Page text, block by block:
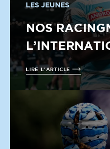
LES JEUNES
NOS
LIRE L'ARTICLE